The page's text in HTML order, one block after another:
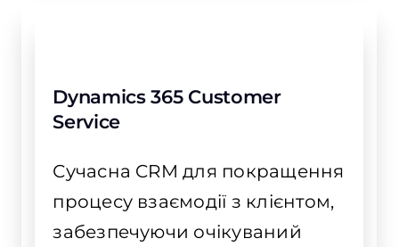
Dynamics 365 Customer
Service
Сучасна CRM для покращення
процесу взаємодії з клієнтом,
забезпечуючи очікуваний